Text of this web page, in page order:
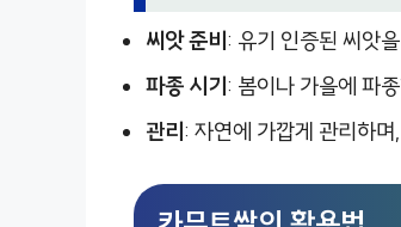
씨앗 준비: 유기 인증된 씨앗
파종 시기: 봄이나 가을에 파
관리: 자연에 가깝게 관리하